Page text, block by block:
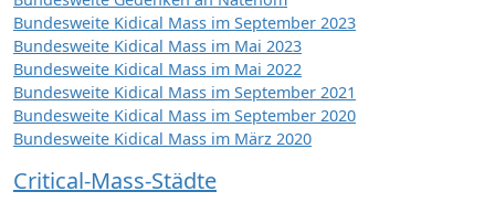
Bundesweite Kidical Mass im September 2023
Bundesweite Kidical Mass im Mai 2023
Bundesweite Kidical Mass im Mai 2022
Bundesweite Kidical Mass im September 2021
Bundesweite Kidical Mass im September 2020
Bundesweite Kidical Mass im März 2020
Critical-Mass-Städte